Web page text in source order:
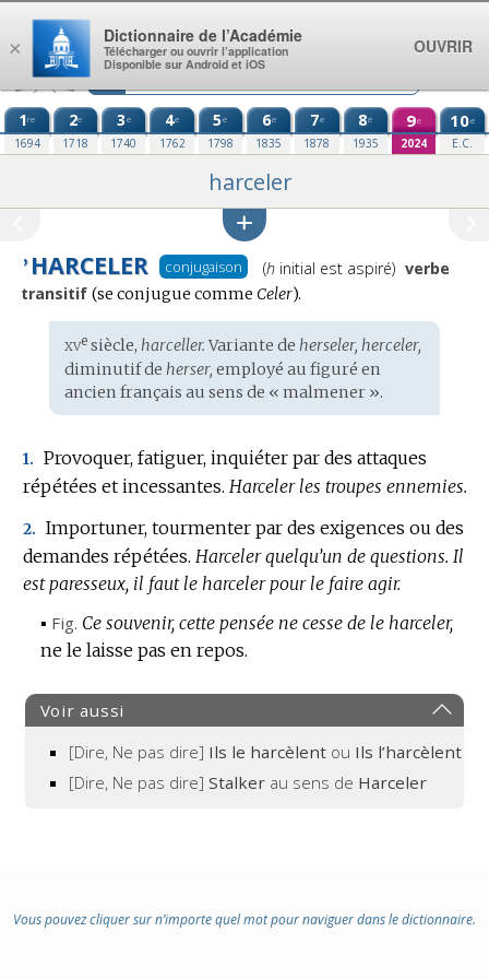
Aller au contenu
1re
1694
2e
1718
3e
1740
4e
1762
5e
1798
6e
1835
7e
1878
8e
1935
9e
2024
10e
E.C.
harceler
’ HARCELER conjugaison
Prononciation
:
(hinitial est aspiré) verbe
transitif Conjugaison
:
(se conjugue comme Celer).
Étymologie
:
xvesiècle, harceller.Variante de herseler, herceler,
diminutif de herser, employé au figuré en
ancien français au sens de « malmener ».
1. Provoquer, fatiguer, inquiéter par des attaques
répétées et incessantes. Harceler les troupes ennemies.
2. Importuner, tourmenter par des exigences ou des
demandes répétées. Harceler quelqu’un de questions. Il
est paresseux, il faut le harceler pour le faire agir.
▪ Fig. Ce souvenir, cette pensée ne cesse de le harceler,
ne le laisse pas en repos.
Voir aussi
[Dire, Ne pas dire] Ils le harcèlent ou Ils l’harcèlent
[Dire, Ne pas dire]Stalker au sens de Harceler
Vous pouvez cliquer sur n’importe quel mot pour naviguer dans le dictionnaire.
×
Dictionnaire de l’Académie
Télécharger ou ouvrir l’application
Disponible sur Android et iOS
OUVRIR